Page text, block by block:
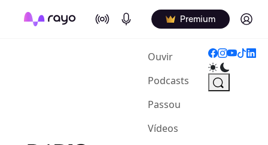
On Air Podcasts Premium Log in
Ouvir(current)
Podcasts
Passou
Vídeos